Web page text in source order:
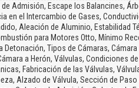
Admisión, Escape los Balancines,
en el Intercambio de Gases,
Aleación de Aluminio, Estabilidad
para Motores Otto, Mínimo
Detonación, Tipos de Cámaras, Cámara
a Herón, Válvulas, Condiciones de
Fabricación de las Válvulas,
Alzado de Válvula, Sección de Paso